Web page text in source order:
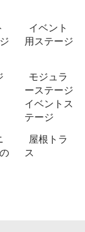
イベント
用ステージ
モジュラ
ーステージ
イベントス
テージ
屋根トラ
ス